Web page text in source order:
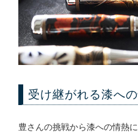
受け継がれる漆へ
豊さんの挑戦から漆への情熱